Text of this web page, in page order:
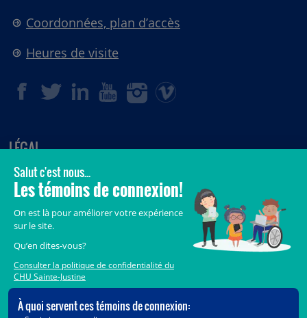
Coordonnées, plan d’accès
Heures de visite
LÉGAL
© 2006-2026CHU Sainte-Justine.
Tous droits réservés.
Crédits
Accès aux documents des organismes publics